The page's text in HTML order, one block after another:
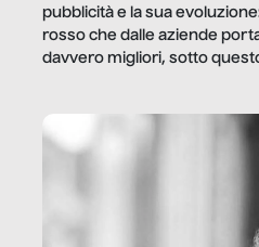
pubblicità e la sua
rosso che dalle aziende
davvero migliori, sotto